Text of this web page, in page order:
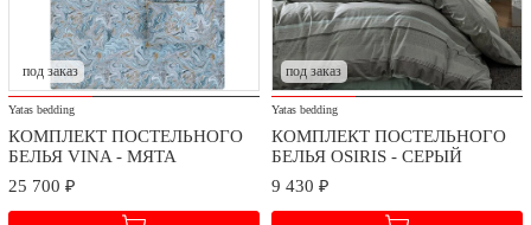
Мы заботимся о безопасности доставки и качестве сборки
приобретаемых товаров.
Стоимость доставки и сборки оговаривается при заключении
договора в зависимости от географического расположения.
под заказ
Yatas bedding
КОМПЛЕКТ ПОСТЕЛЬНОГО
БЕЛЬЯ VINA - МЯТА
25 700 ₽
под заказ
Yatas bedding
КОМПЛЕКТ ПОСТЕЛЬНОГО
БЕЛЬЯ OSIRIS - СЕРЫЙ
9 430 ₽